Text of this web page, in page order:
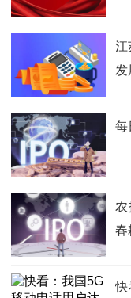
江
每
农
春
快